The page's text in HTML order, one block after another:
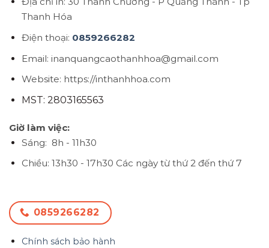
Thanh Hóa
Điện thoại: 0859266282
Email: inanquangcaothanhhoa@gmail.com
Website: https://inthanhhoa.com
MST: 2803165563
Giờ làm việc:
Sáng: 8h - 11h30
Chiều: 13h30 - 17h30 Các ngày từ thứ 2 đến thứ 7
0859266282
Chính sách bảo hành